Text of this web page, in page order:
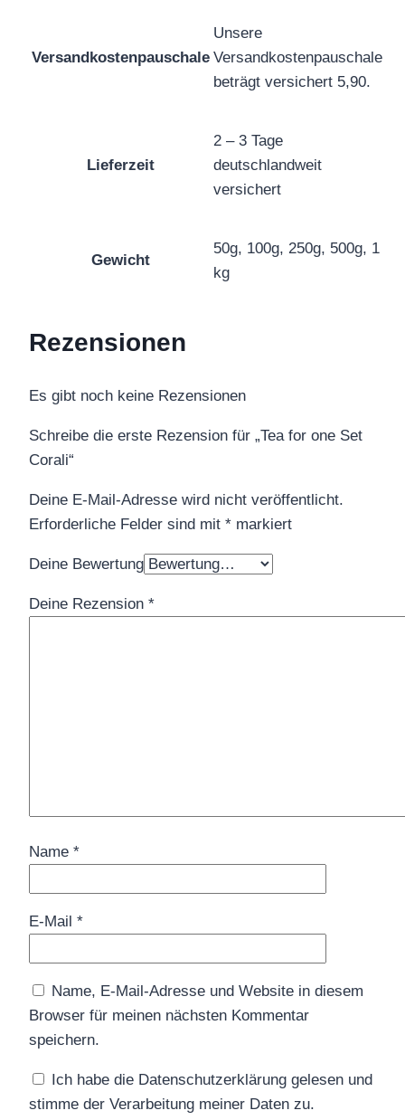
Versandkostenpauschale
Unsere
Versandkostenpauschale
beträgt versichert 5,90.
Lieferzeit
2 – 3 Tage
deutschlandweit
versichert
Gewicht
50g, 100g, 250g, 500g, 1
kg
Rezensionen
Es gibt noch keine Rezensionen
Schreibe die erste Rezension für „Tea for one Set
Corali“
Deine E-Mail-Adresse wird nicht veröffentlicht.
Erforderliche Felder sind mit * markiert
Deine Bewertung
Deine Rezension *
Name *
E-Mail *
Name, E-Mail-Adresse und Website in diesem
Browser für meinen nächsten Kommentar
speichern.
Ich habe die Datenschutzerklärung gelesen und
stimme der Verarbeitung meiner Daten zu.